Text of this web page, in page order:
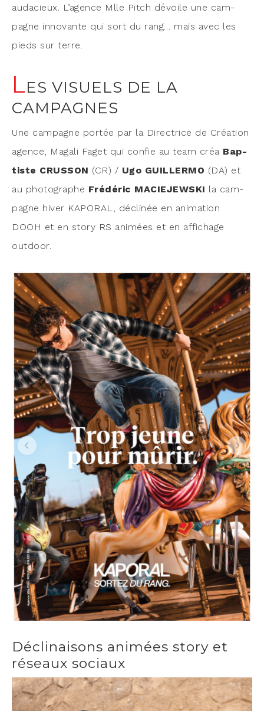
auda­cieux. L’agence Mlle Pitch dévoile une cam­
pagne inno­vante qui sort du rang… mais avec les
pieds sur terre.
LES VISUELS DE LA
CAMPAGNES
Une cam­pagne por­tée par la Direc­trice de Créa­tion
agence, Maga­li Faget qui confie au team créa Bap­
tiste CRUSSON (CR) / Ugo GUILLERMO (DA) et
au pho­to­graphe Fré­dé­ric MACIEJEWSKI la cam­
pagne hiver KAPORAL, décli­née en ani­ma­tion
DOOH et en sto­ry RS ani­mées et en affi­chage
outdoor.
Déclinaisons animées story et
réseaux sociaux
Lecteur
vidéo